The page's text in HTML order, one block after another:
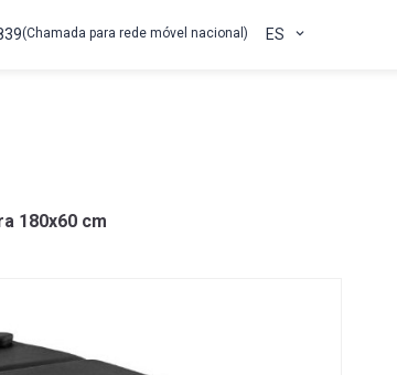
(Chamada para rede móvel nacional) ES
180x60 cm